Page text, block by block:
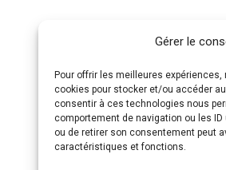
Gérer le
Pour offrir les meilleures
cookies pour stocker et/ou accéder
consentir à ces technologies nous
comportement de navigation ou les
ou de retirer son consentement peut
caractéristiques et fonctions.